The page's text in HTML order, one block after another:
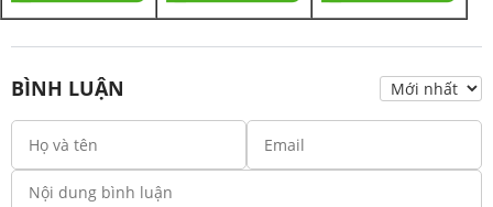
BÌNH LUẬN